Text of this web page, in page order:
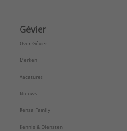
Gévier
Over Gévier
Merken
Vacatures
Nieuws
Rensa Family
Kennis & Diensten